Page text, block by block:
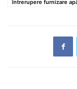
întrerupere furnizare